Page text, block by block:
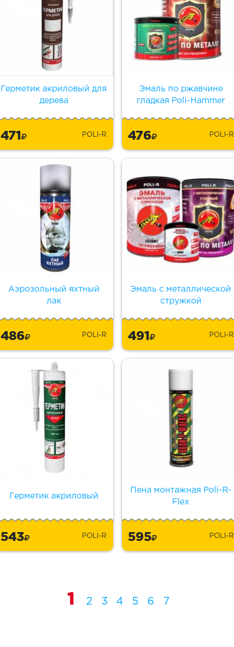
Герметик акриловый для
дерева
471 POLI-R
Эмаль по ржавчине
гладкая Poli-Hammer
476 POLI-R
Аэрозольный яхтный
лак
486 POLI-R
Эмаль с металлической
стружкой
491 POLI-R
Герметик акриловый
543 POLI-R
Пена монтажная Poli-R-
Flex
595 POLI-R
1 2 3 4 5 6 7